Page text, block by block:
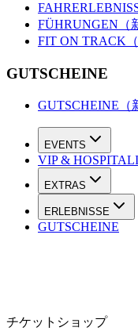
FÜHRUNGEN
FIT ON TRACK
GUTSCHEINE
GUTSCHEINE
EVENTS
VIP &
EXTRAS
ERLEBNISSE
GUTSCHEINE
チケットショップ